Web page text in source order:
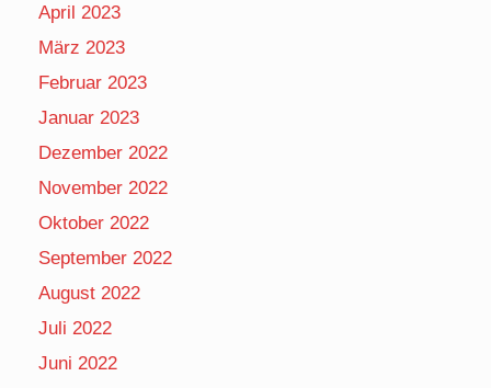
April 2023
März 2023
Februar 2023
Januar 2023
Dezember 2022
November 2022
Oktober 2022
September 2022
August 2022
Juli 2022
Juni 2022